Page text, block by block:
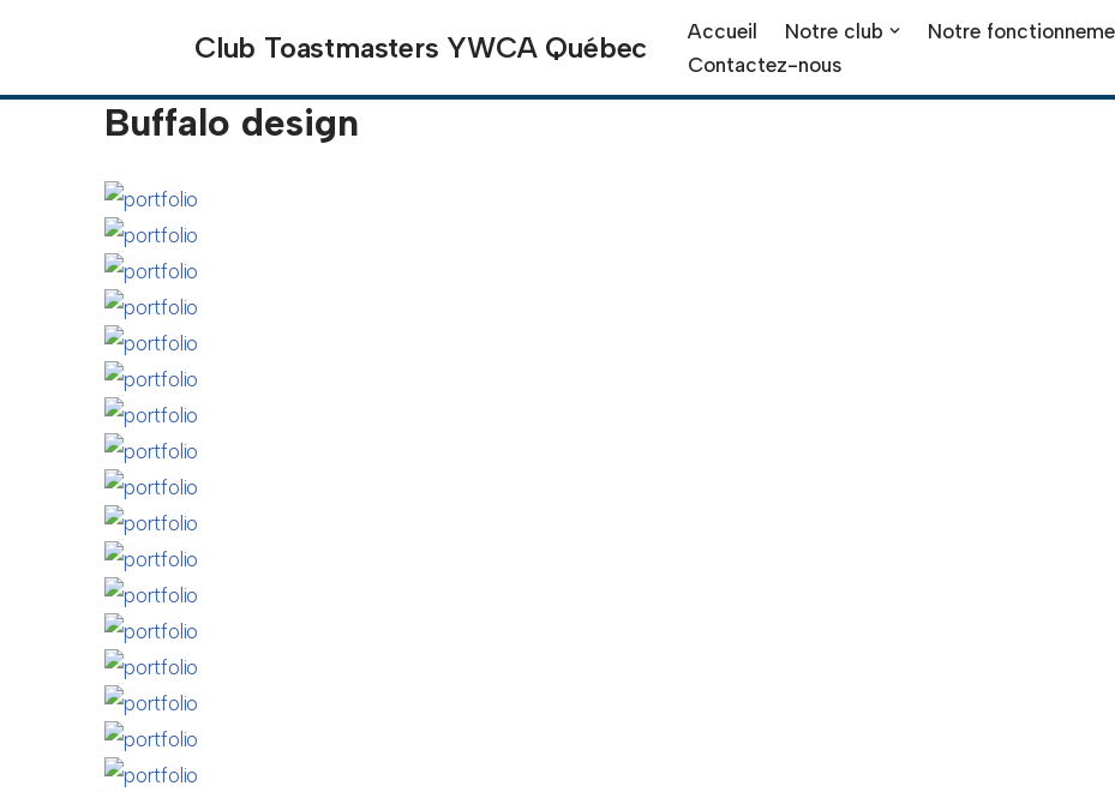
au
Club Toastmasters YWCA Québec Accueil Notre club Notre
Contactez-nous
Buffalo design